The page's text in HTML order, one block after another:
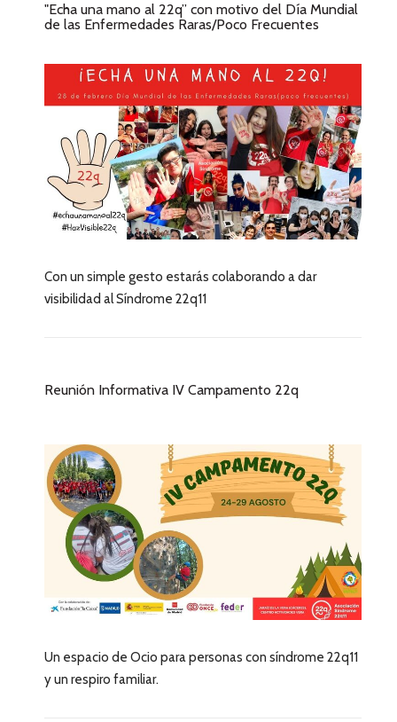
"Echa una mano al 22q” con motivo del Día Mundial
de las Enfermedades Raras/Poco Frecuentes
Con un simple gesto estarás colaborando a dar
visibilidad al Síndrome 22q11
Reunión Informativa IV Campamento 22q
Un espacio de Ocio para personas con síndrome 22q11
y un respiro familiar.